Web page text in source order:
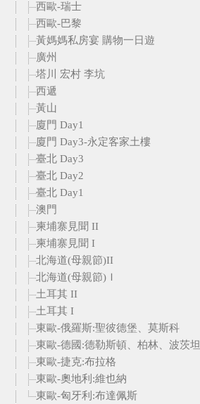
西歐-瑞士
西歐-巴黎
黃媽媽私房宴 購物一日遊
廣州
塔川 宏村 李坑
西遞
黃山
廈門 Day1
廈門 Day3-永定客家土樓
臺北 Day3
臺北 Day2
臺北 Day1
澳門
柬埔寨見聞 II
柬埔寨見聞 I
北海道(母親節)II
北海道(母親節)Ｉ
土耳其 II
土耳其 I
東歐-俄羅斯:聖彼德堡、莫斯科
東歐-德國:德勒斯頓、柏林、波茨坦
東歐-捷克:布拉格
東歐-奧地利:維也納
東歐-匈牙利:布達佩斯